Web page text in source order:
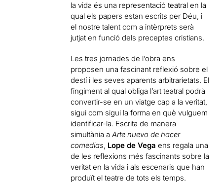
la vida és una representació teatral en la
qual els papers estan escrits per Déu, i
el nostre talent com a intèrprets serà
jutjat en funció dels preceptes cristians.
Les tres jornades de l’obra ens
proposen una fascinant reflexió sobre el
destí i les seves aparents arbitrarietats. El
fingiment al qual obliga l’art teatral podrà
convertir-se en un viatge cap a la veritat,
sigui com sigui la forma en què vulguem
identificar-la. Escrita de manera
simultània aArte nuevo de hacer
comedias, Lope de Vega ens regala una
de les reflexions més fascinants sobre la
veritat en la vida i als escenaris que han
produït el teatre de tots els temps.